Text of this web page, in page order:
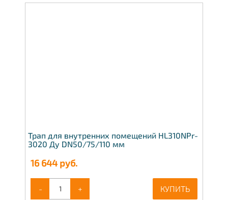
Трап для внутренних помещений HL310NPr-
3020 Ду DN50/75/110 мм
16 644руб.
- + КУПИТЬ